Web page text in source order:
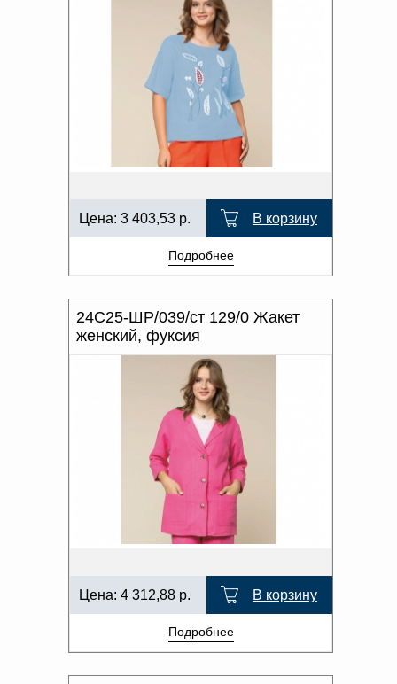
Цена: 3 403,53 р. В корзину
Подробнее
24С25-ШР/039/ст 129/0 Жакет
женский, фуксия
Цена: 4 312,88 р. В корзину
Подробнее